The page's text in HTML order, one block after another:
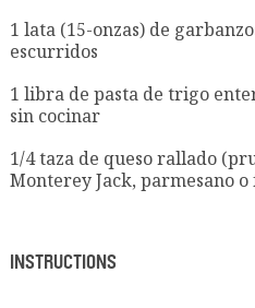
1 lata (15-onzas) de
escurridos
1 libra de pasta de trigo
sin cocinar
1/4 taza de queso rallado
Monterey Jack, parmesano o
INSTRUCTIONS